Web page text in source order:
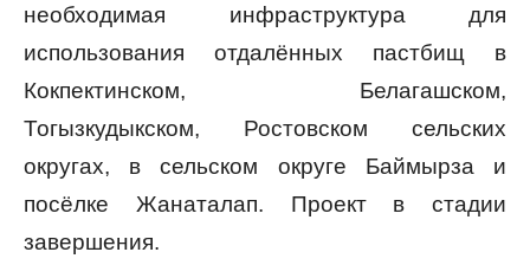
необходимая инфраструктура для
использования отдалённых пастбищ в
Кокпектинском, Белагашском,
Тогызкудыкском, Ростовском сельских
округах, в сельском округе Баймырза и
посёлке Жанаталап. Проект в стадии
завершения.